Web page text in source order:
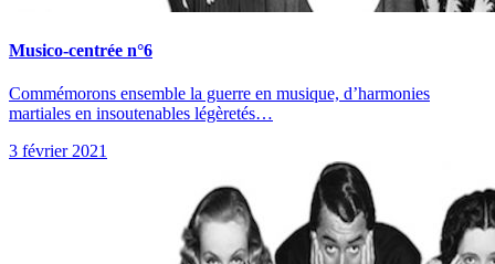
Musico-centrée n°6
Commémorons ensemble la guerre en musique, d’harmonies
martiales en insoutenables légèretés…
3 février 2021